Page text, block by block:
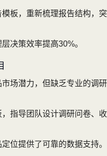
板，重新梳理报告结构，突
决策效率提高30%。
场潜力，但缺乏专业的调研
指导团队设计调研问卷、收
位提供了可靠的数据支持。